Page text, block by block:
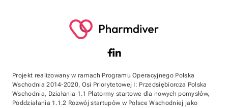
Projekt realizowany w ramach Programu Operacyjnego Polska
Wschodnia 2014-2020, Osi Priorytetowej I: Przedsiębiorcza Polska
Wschodnia, Działania 1.1 Platormy startowe dla nowych pomysłów,
Poddziałania 1.1.2 Rozwój startupów w Polsce Wschodniej jako